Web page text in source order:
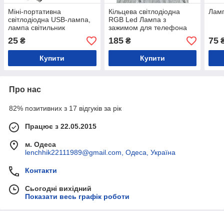
Міні-портативна
світлодіодна USB-лампа,
лампа світильник
25 ₴
Купити
Кільцева світлодіодна
RGB Led Лампа з
зажимом для телефона
185₴
Купити
75
Про нас
82% позитивних з 17 відгуків за рік
Працює з 22.05.2015
м. Одеса
lenchhik22111989@gmail.com, Одеса, Україна
Контакти
Сьогодні вихідний
Показати весь графік роботи